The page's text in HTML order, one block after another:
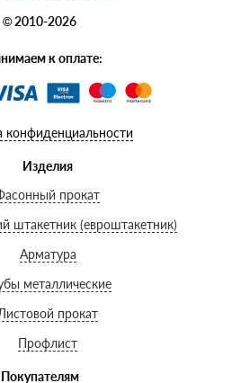
© 2010-2026
к оплате:
конфиденциальности
Изделия
прокат
штакетник (евроштакетник)
Арматура
металлические
прокат
Профлист
Покупателям